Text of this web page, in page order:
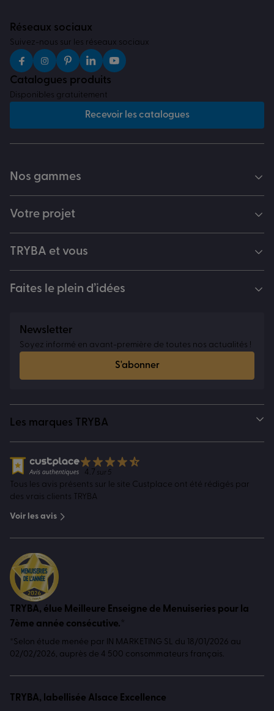
Réseaux sociaux
Suivez-nous sur les réseaux sociaux
Catalogues produits
Disponibles gratuitement
Recevoir les catalogues
Nos gammes
Votre projet
TRYBA et vous
Faites le plein d’idées
Newsletter
Soyez informé en avant-première de toutes nos actualités !
S'abonner
Les marques TRYBA
4.7 sur 5
Tous les avis présents sur le site Custplace ont été rédigés par
des vrais clients TRYBA
Voir les avis
TRYBA, élue Meilleure Enseigne de Menuiseries pour la
7ème année consécutive.*
*Selon étude menée par IN MARKETING SL du 18/01/2026 au
02/02/2026, auprès de 4 500 consommateurs français.
TRYBA, labellisée Alsace Excellence